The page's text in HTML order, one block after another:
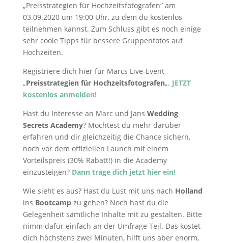
„Preisstrategien für Hochzeitsfotografen“ am
03.09.2020 um 19:00 Uhr, zu dem du kostenlos
teilnehmen kannst. Zum Schluss gibt es noch einige
sehr coole Tipps für bessere Gruppenfotos auf
Hochzeiten.
Registriere dich hier für Marcs Live-Event
„Preisstrategien für Hochzeitsfotografen„. JETZT
kostenlos anmelden!
Hast du Interesse an Marc und Jans Wedding
Secrets Academy? Möchtest du mehr darüber
erfahren und dir gleichzeitig die Chance sichern,
noch vor dem offiziellen Launch mit einem
Vorteilspreis (30% Rabatt!) in die Academy
einzusteigen? Dann trage dich jetzt hier ein!
Wie sieht es aus? Hast du Lust mit uns nach Holland
ins Bootcampzu gehen? Noch hast du die
Gelegenheit sämtliche Inhalte mit zu gestalten. Bitte
nimm dafür einfach an der Umfrage Teil. Das kostet
dich höchstens zwei Minuten, hilft uns aber enorm,